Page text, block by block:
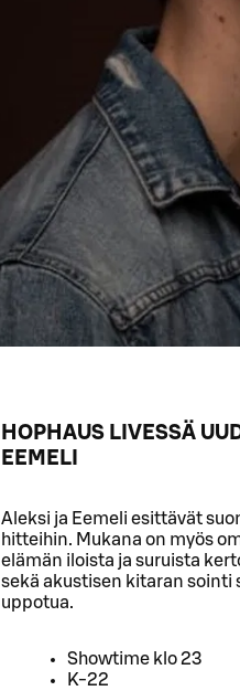
HOPHAUS LIVESSÄ
EEMELI
Aleksi ja Eemeli esittävät
hitteihin. Mukana on myös
elämän iloista ja suruista
sekä akustisen kitaran sointi
uppotua.
Showtime klo 23
K-22